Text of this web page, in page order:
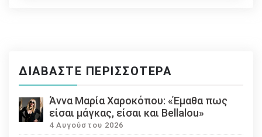
ΔΙΑΒΆΣΤΕ ΠΕΡΙΣΣΌΤΕΡΑ
Άννα Μαρία Χαροκόπου: «Έμαθα πως
είσαι μάγκας, είσαι και Bellalou»
4 Αυγούστου 2026